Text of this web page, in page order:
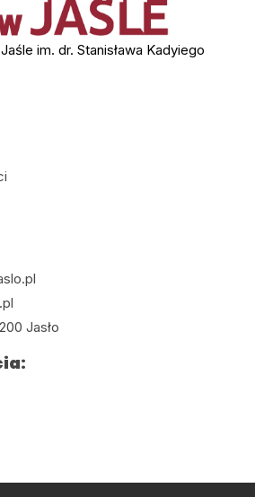
im. dr. Stanisława Kadyiego
Jasło